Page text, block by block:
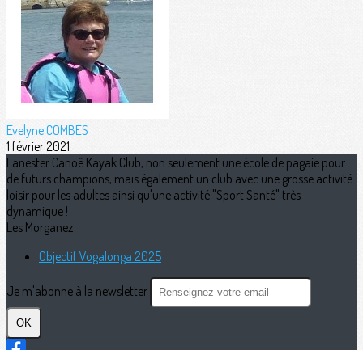
Evelyne COMBES
1 février 2021
Lanester Canoë Kayak Club, non seulement une école de pagaie pour
de futurs champions, mais également un club avec une grosse activité
loisir pour les adultes ainsi qu'une activité "Sport Santé" très
dynamique !
Les Morganez
Objectif Vogalonga 2025
Je m'abonne à la newsletter
OK